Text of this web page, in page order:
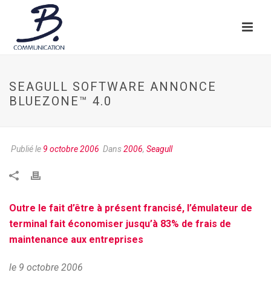
SEAGULL SOFTWARE ANNONCE
BLUEZONE™ 4.0
Publié le 9 octobre 2006 Dans2006, Seagull
Outre le fait d’être à présent francisé, l’émulateur de
terminal fait économiser jusqu’à 83% de frais de
maintenance aux entreprises
le 9 octobre 2006